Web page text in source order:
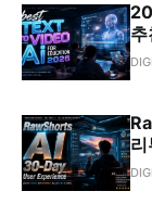
추
리